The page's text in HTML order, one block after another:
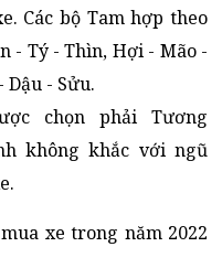
Các bộ Tam hợp theo
- Tý - Thìn, Hợi - Mão -
Dậu - Sửu.
chọn phải Tương
không khắc với ngũ
xe trong năm 2022